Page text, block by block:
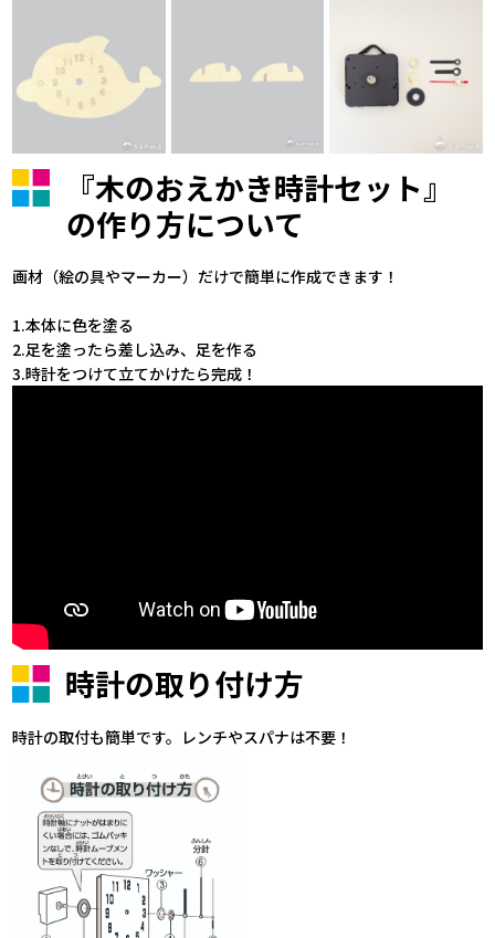
『木のおえかき時計セット』
の作り方について
画材（絵の具やマーカー）だけで簡単に作成できます！
1.本体に色を塗る
2.足を塗ったら差し込み、足を作る
3.時計をつけて立てかけたら完成！
時計の取り付け方
時計の取付も簡単です。レンチやスパナは不要！